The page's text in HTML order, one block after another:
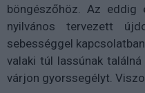
böngészőhöz. Az
nyilvános tervezett
sebességgel
valaki túl lassúnak
várjon gyorssegélyt.